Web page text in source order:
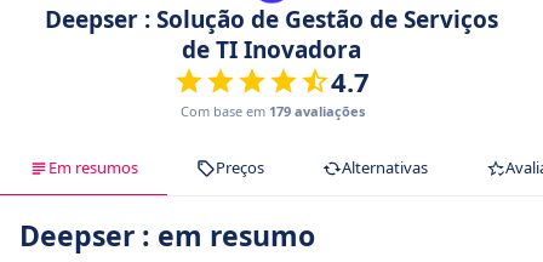
Deepser : Solução de Gestão de Serviços
de TI Inovadora
4.7
Com base em 179 avaliações
Em resumos Preços Alternativas
Deepser : em resumo